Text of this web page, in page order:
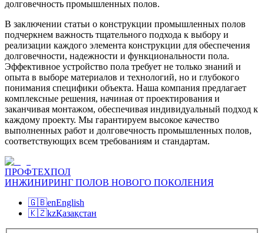
долговечность промышленных полов.
В заключении статьи о конструкции промышленных полов
подчеркнем важность тщательного подхода к выбору и
реализации каждого элемента конструкции для обеспечения
долговечности, надежности и функциональности пола.
Эффективное устройство пола требует не только знаний и
опыта в выборе материалов и технологий, но и глубокого
понимания специфики объекта. Наша компания предлагает
комплексные решения, начиная от проектирования и
заканчивая монтажом, обеспечивая индивидуальный подход к
каждому проекту. Мы гарантируем высокое качество
выполненных работ и долговечность промышленных полов,
соответствующих всем требованиям и стандартам.
ПРОФТЕХПОЛ
ИНЖИНИРИНГ ПОЛОВ НОВОГО ПОКОЛЕНИЯ
🇬🇧enEnglish
🇰🇿kzҚазақстан